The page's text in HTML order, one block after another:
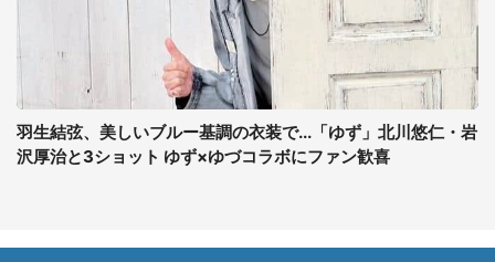
羽生結弦、美しいブルー基調の衣装で...「ゆず」北川悠仁・岩
沢厚治と3ショット ゆず×ゆづコラボにファン歓喜